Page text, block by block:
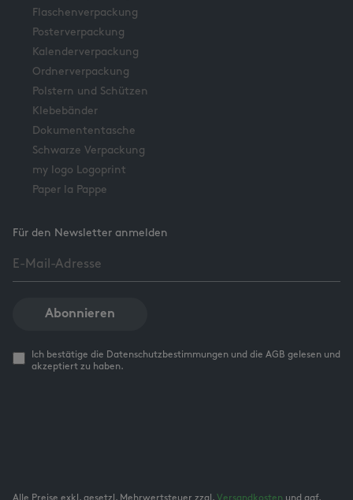
Flaschenverpackung
Posterverpackung
Kalenderverpackung
Ordnerverpackung
Polstern und Schützen
Klebebänder
Dokumententasche
Schwarze Verpackung
my logo Logoprint
Paper la Pappe
Für den Newsletter anmelden
Abonnieren
Ich bestätige die Datenschutzbestimmungen und die AGB gelesen und
akzeptiert zu haben.